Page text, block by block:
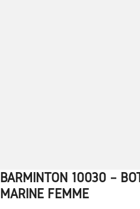
1 2 3 4 5
BARMINTON 10030 –
MARINE FEMME